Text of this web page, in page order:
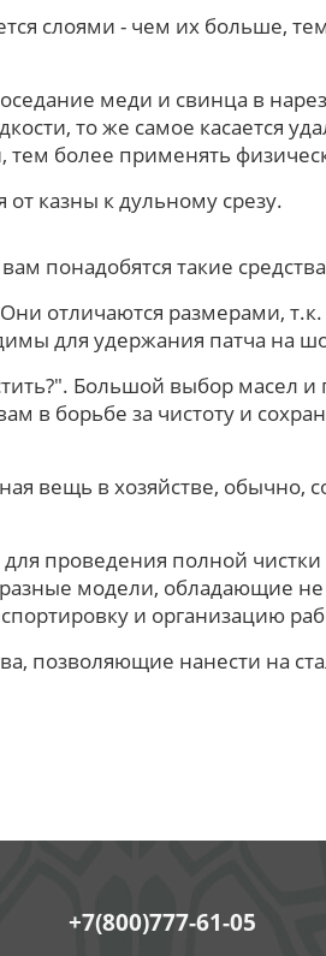
слоями - чем их больше,
меди и свинца в
то же самое касается
более применять
казны к дульному срезу.
понадобятся такие
отличаются размерами,
для удержания патча на
Большой выбор масел и
в борьбе за чистоту и
вещь в хозяйстве, обычно,
проведения полной чистки
модели, обладающие
и организацию
позволяющие нанести на
+7(800)777-61-05